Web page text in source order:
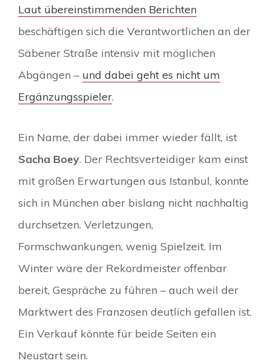
Laut übereinstimmenden Berichten
beschäftigen sich die Verantwortlichen an der
Säbener Straße intensiv mit möglichen
Abgängen – und dabei geht es nicht um
Ergänzungsspieler.
Ein Name, der dabei immer wieder fällt, ist
Sacha Boey. Der Rechtsverteidiger kam einst
mit großen Erwartungen aus Istanbul, konnte
sich in München aber bislang nicht nachhaltig
durchsetzen. Verletzungen,
Formschwankungen, wenig Spielzeit. Im
Winter wäre der Rekordmeister offenbar
bereit, Gespräche zu führen – auch weil der
Marktwert des Franzosen deutlich gefallen ist.
Ein Verkauf könnte für beide Seiten ein
Neustart sein.